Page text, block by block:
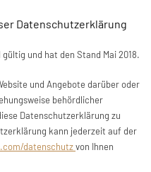
Datenschutzerklärung
und hat den Stand Mai 2018.
und Angebote darüber oder
behördlicher
Datenschutzerklärung zu
kann jederzeit auf der
datenschutzvon Ihnen